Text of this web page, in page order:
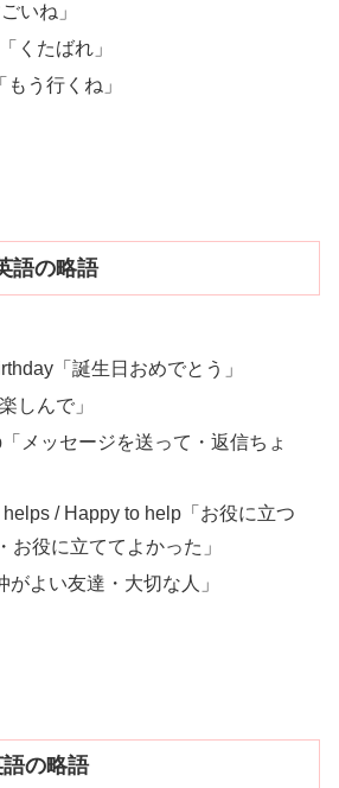
いね」
くたばれ」
う行くね」
語の略語
「誕生日おめでとう」
しんで」
メッセージを送って・返信ちょ
/ Happy to help「お役に立つ
お役に立ててよかった」
がよい友達・大切な人」
の略語